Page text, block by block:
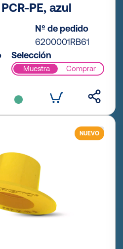
PE, azul
Nº de pedido
6200001RB61
Selección
Muestra Comprar
NUEVO